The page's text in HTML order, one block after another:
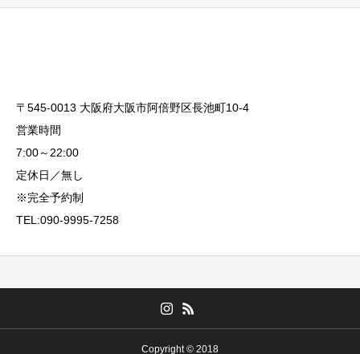
〒545-0013 大阪府大阪市阿倍野区長池町10-4
営業時間
7:00～22:00
定休日／無し
※完全予約制
TEL:090-9995-7258
Copyright © 2018